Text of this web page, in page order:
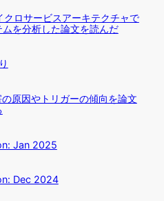
ロサービスアーキテクチャで
を分析した論文を読んだ
原因やトリガーの傾向を論文
Jan 2025
Dec 2024